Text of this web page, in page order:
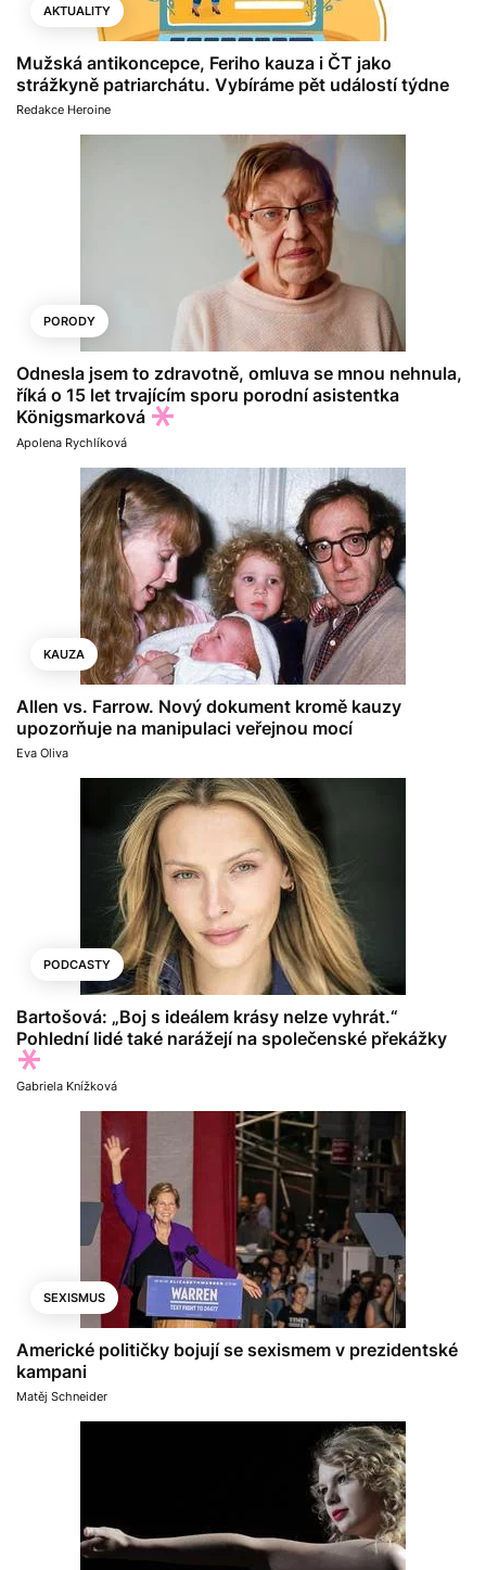
AKTUALITY
Mužská antikoncepce, Feriho kauza i ČT jako
strážkyně patriarchátu. Vybíráme pět událostí týdne
Redakce Heroine
PORODY
Odnesla jsem to zdravotně, omluva se mnou nehnula,
říká o 15 let trvajícím sporu porodní asistentka
Königsmarková
Apolena Rychlíková
KAUZA
Allen vs. Farrow. Nový dokument kromě kauzy
upozorňuje na manipulaci veřejnou mocí
Eva Oliva
PODCASTY
Bartošová: „Boj s ideálem krásy nelze vyhrát.“
Pohlední lidé také narážejí na společenské překážky
Gabriela Knížková
SEXISMUS
Americké političky bojují se sexismem v prezidentské
kampani
Matěj Schneider